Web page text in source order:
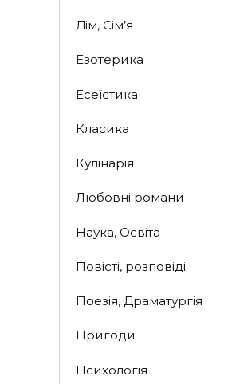
Дім, Сім’я
Езотерика
Есеїстика
Класика
Кулінарія
Любовні романи
Наука, Освіта
Повісті, розповіді
Поезія, Драматургія
Пригоди
Психологія